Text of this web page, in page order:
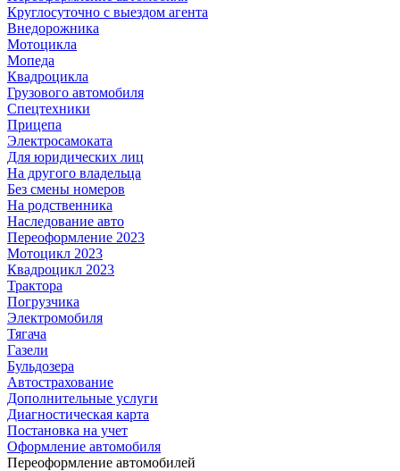
Круглосуточно с выездом агента
Внедорожника
Мотоцикла
Мопеда
Квадроцикла
Грузового автомобиля
Спецтехники
Прицепа
Электросамоката
Для юридических лиц
На другого владельца
Без смены номеров
На родственника
Наследование авто
Переоформление 2023
Мотоцикл 2023
Квадроцикл 2023
Трактора
Погрузчика
Электромобиля
Тягача
Газели
Бульдозера
Автострахование
Дополнительные услуги
Диагностическая карта
Постановка на учет
Оформление автомобиля
Переоформление автомобилей